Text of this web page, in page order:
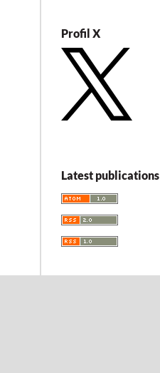
Profil X
Latest publications